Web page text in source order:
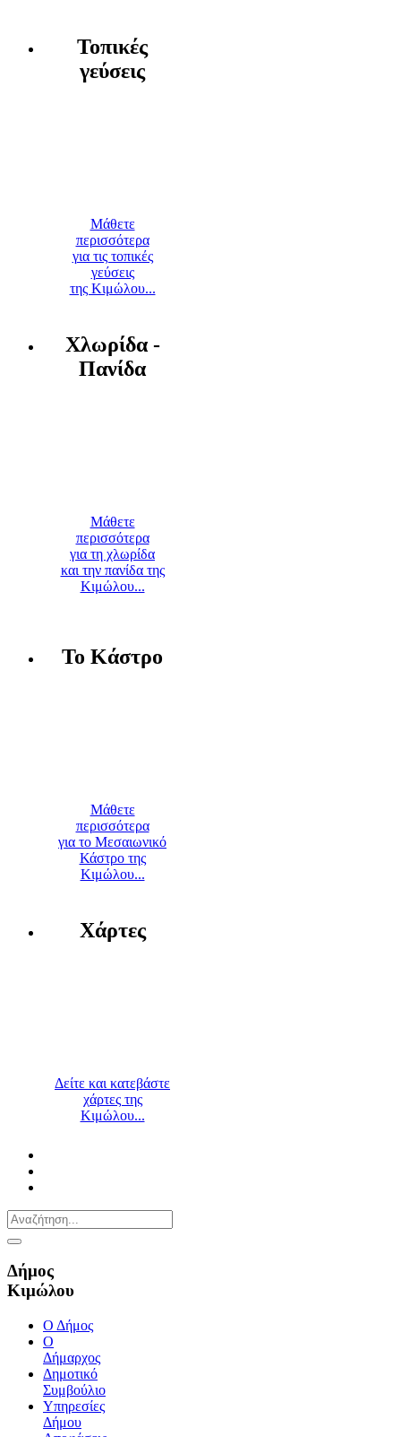
Τοπικές
γεύσεις
Μάθετε
περισσότερα
για τις τοπικές
γεύσεις
της Κιμώλου...
Χλωρίδα -
Πανίδα
Μάθετε
περισσότερα
για τη χλωρίδα
και την πανίδα της
Κιμώλου...
Το Κάστρο
Μάθετε
περισσότερα
για το Μεσαιωνικό
Κάστρο της
Κιμώλου...
Χάρτες
Δείτε και κατεβάστε
χάρτες της
Κιμώλου...
Δήμος
Κιμώλου
Ο Δήμος
Ο
Δήμαρχος
Δημοτικό
Συμβούλιο
Υπηρεσίες
Δήμου